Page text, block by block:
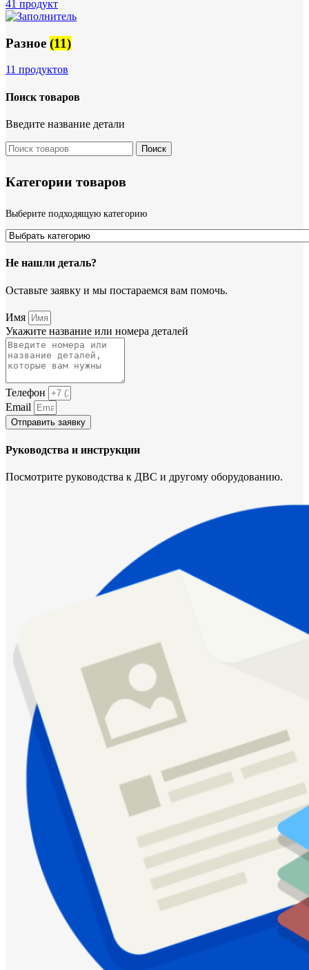
41 продукт
Разное (11)
11 продуктов
Поиск товаров
Введите название детали
Поиск
Категории товаров
Выберите подходящую категорию
Не нашли деталь?
Оставьте заявку и мы постараемся вам помочь.
Имя
Укажите название или номера деталей
Телефон
Email
Отправить заявку
Руководства и инструкции
Посмотрите руководства к ДВС и другому оборудованию.